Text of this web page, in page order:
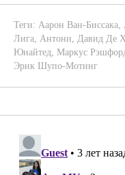
Теги: Аарон Ван-Биссака,
Лига, Антони, Давид Де
Юнайтед, Маркус
Эрик Шупо-Мотинг